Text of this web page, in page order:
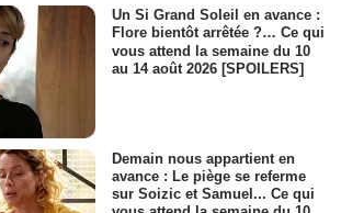
Un Si Grand Soleil en avance :
Flore bientôt arrêtée ?… Ce qui
vous attend la semaine du 10
au 14 août 2026 [SPOILERS]
Demain nous appartient en
avance : Le piège se referme
sur Soizic et Samuel... Ce qui